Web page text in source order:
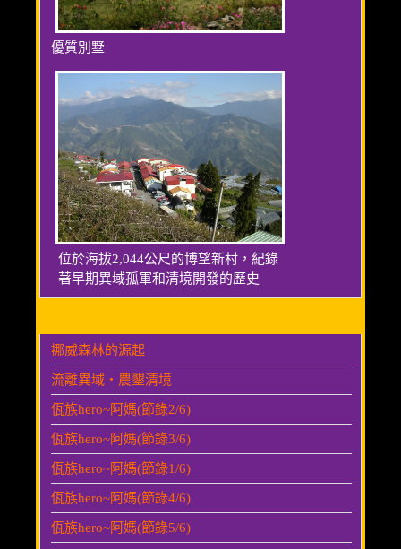
優質別墅
位於海拔2,044公尺的博望新村，紀錄
著早期異域孤軍和清境開發的歷史
挪威森林的源起
流離異域‧農墾清境
佤族hero~阿媽(節錄2/6)
佤族hero~阿媽(節錄3/6)
佤族hero~阿媽(節錄1/6)
佤族hero~阿媽(節錄4/6)
佤族hero~阿媽(節錄5/6)